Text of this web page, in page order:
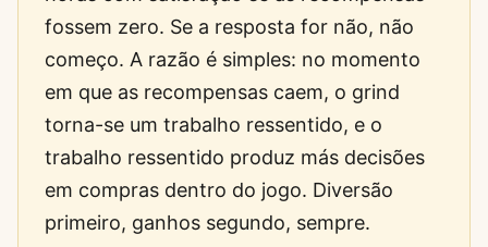
fossem zero. Se a resposta for não, não
começo. A razão é simples: no momento
em que as recompensas caem, o grind
torna-se um trabalho ressentido, e o
trabalho ressentido produz más decisões
em compras dentro do jogo. Diversão
primeiro, ganhos segundo, sempre.